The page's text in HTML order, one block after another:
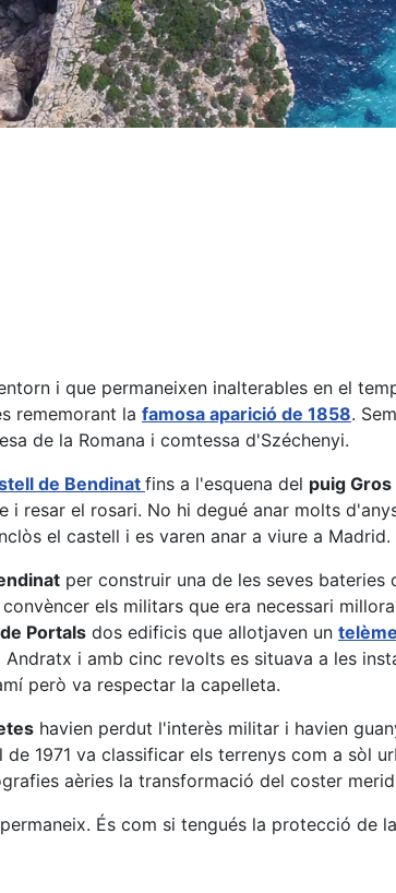
i que permaneixen inalterables en el
rememorant la famosa aparició de 1858.
de la Romana i comtessa d'Széchenyi.
de Bendinatfins a l'esquena del puig
resar el rosari. No hi degué anar molts
el castell i es varen anar a viure a Madrid.
per construir una de les seves
els militars que era necessari
Portals dos edificis que allotjaven un
i amb cinc revolts es situava a les
però va respectar la capelleta.
havien perdut l'interès militar i havien
1971 va classificar els terrenys com a sòl
aèries la transformació del coster
És com si tengués la protecció de